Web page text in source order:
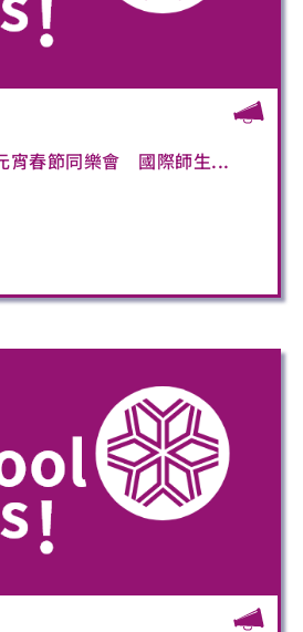
宵春節同樂會 國際師生...